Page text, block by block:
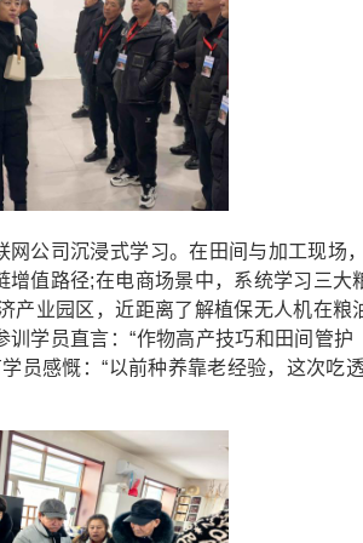
公司沉浸式学习。在田间与加工现场，
值路径;在电商场景中，系统学习三大
产业园区，近距离了解植保无人机在粮
学员直言：“作物高产技巧和田间管护
员感慨：“以前种养靠老经验，这次吃